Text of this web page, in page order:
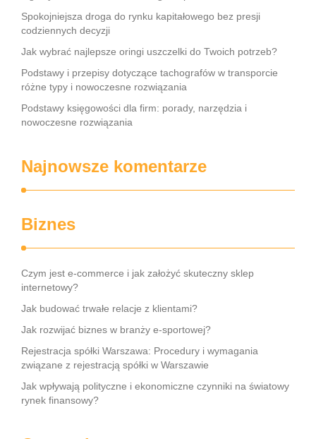
Spokojniejsza droga do rynku kapitałowego bez presji
codziennych decyzji
Jak wybrać najlepsze oringi uszczelki do Twoich potrzeb?
Podstawy i przepisy dotyczące tachografów w transporcie
różne typy i nowoczesne rozwiązania
Podstawy księgowości dla firm: porady, narzędzia i
nowoczesne rozwiązania
Najnowsze komentarze
Biznes
Czym jest e-commerce i jak założyć skuteczny sklep
internetowy?
Jak budować trwałe relacje z klientami?
Jak rozwijać biznes w branży e-sportowej?
Rejestracja spółki Warszawa: Procedury i wymagania
związane z rejestracją spółki w Warszawie
Jak wpływają polityczne i ekonomiczne czynniki na światowy
rynek finansowy?